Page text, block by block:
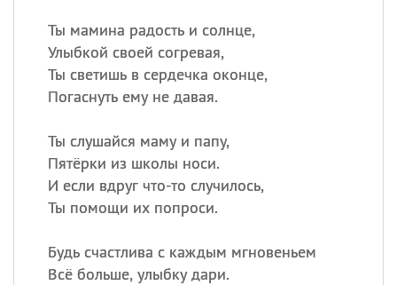
Ты мамина радость и солнце,
Улыбкой своей согревая,
Ты светишь в сердечка оконце,
Погаснуть ему не давая.
Ты слушайся маму и папу,
Пятёрки из школы носи.
И если вдруг что-то случилось,
Ты помощи их попроси.
Будь счастлива с каждым мгновеньем
Всё больше, улыбку дари.